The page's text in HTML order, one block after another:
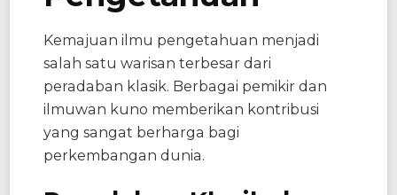
Kemajuan ilmu pengetahuan menjadi
salah satu warisan terbesar dari
peradaban klasik. Berbagai pemikir dan
ilmuwan kuno memberikan kontribusi
yang sangat berharga bagi
perkembangan dunia.